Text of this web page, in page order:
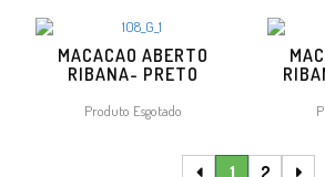
MACACAO ABERTO
RIBANA- PRETO
Produto Esgotado
1 2